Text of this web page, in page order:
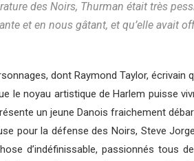
des Noirs, Thurman était très
et en nous gâtant, et qu’elle avait
dont Raymond Taylor,
le noyau artistique de Harlem puisse
un jeune Danois fraichement
pour la défense des Noirs, Steve
d’indéfinissable, passionnés